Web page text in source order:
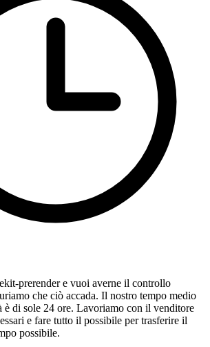
prerender e vuoi averne il controllo
che ciò accada. Il nostro tempo medio
è di sole 24 ore. Lavoriamo con il venditore
e fare tutto il possibile per trasferire il
possibile.